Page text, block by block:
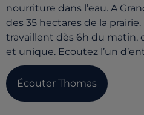
nourriture dans l’eau. A
des 35 hectares de la
travaillent dès 6h du matin,
et unique. Ecoutez l’un
Écouter Thomas